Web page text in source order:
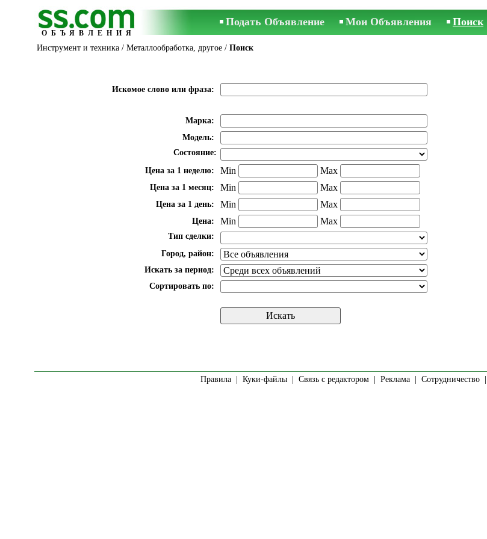
ОБЪЯВЛЕНИЯ
Подать Объявление Мои Объявления Поиск
Инструмент и техника / Металлообработка, другое / Поиск
Искомое слово или фраза:
Марка:
Модель:
Состояние:
Цена за 1 неделю:
Min Max
Цена за 1 месяц: Min Max
Цена за 1 день: Min Max
Цена: Min Max
Тип сделки:
Город, район:
Искать за период:
Сортировать по:
Правила| Куки-файлы| Связь с редактором| Реклама| Сотрудничество|